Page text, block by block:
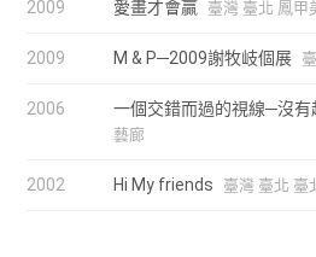
2009 愛畫才會贏 臺灣 臺北 鳳甲
2009 M & P─2009謝牧岐個展
2006 一個交錯而過的視線─沒有
藝廊
2002 Hi My friends 臺灣 臺北 臺